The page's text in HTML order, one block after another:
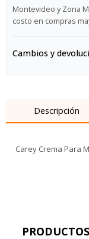
Montevideo y Zona
costo en compras
Cambios y
Descripción
Carey Crema Para